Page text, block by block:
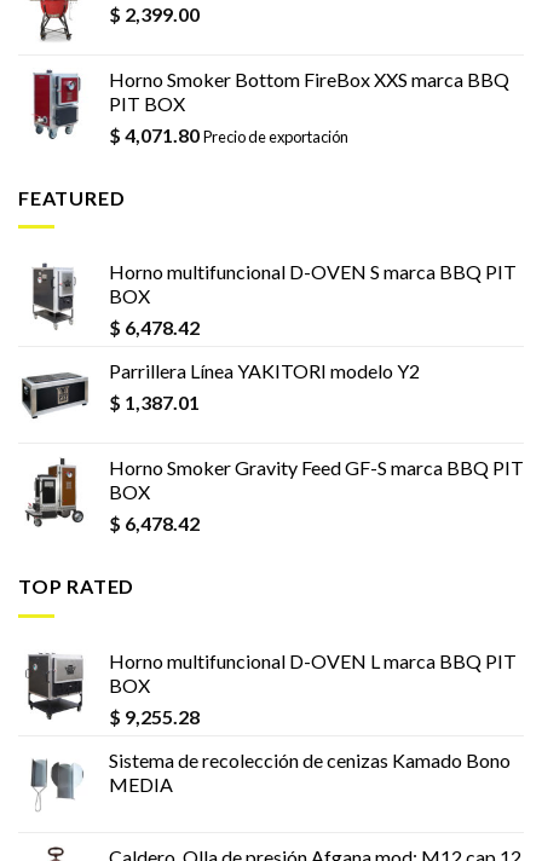
$ 2,399.00
Horno Smoker Bottom FireBox XXS marca BBQ
PIT BOX
$ 4,071.80Precio de exportación
FEATURED
Horno multifuncional D-OVEN S marca BBQ PIT
BOX
$ 6,478.42
Parrillera Línea YAKITORI modelo Y2
$ 1,387.01
Horno Smoker Gravity Feed GF-S marca BBQ PIT
BOX
$ 6,478.42
TOP RATED
Horno multifuncional D-OVEN L marca BBQ PIT
BOX
$ 9,255.28
Sistema de recolección de cenizas Kamado Bono
MEDIA